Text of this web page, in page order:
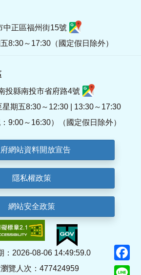
中正區福州街15號
8:30～17:30（國定假日除外）
投縣南投市省府路4號
星期五8:30～12:30 | 13:30～17:30
：9:00～16:30）（國定假日除外）
網站資料開放宣告
隱私權政策
網站安全政策
：2026-08-06 14:49:59.0
覽人次：477424959